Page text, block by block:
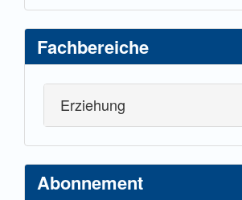
Fachbereiche
Erziehung
Abonnement